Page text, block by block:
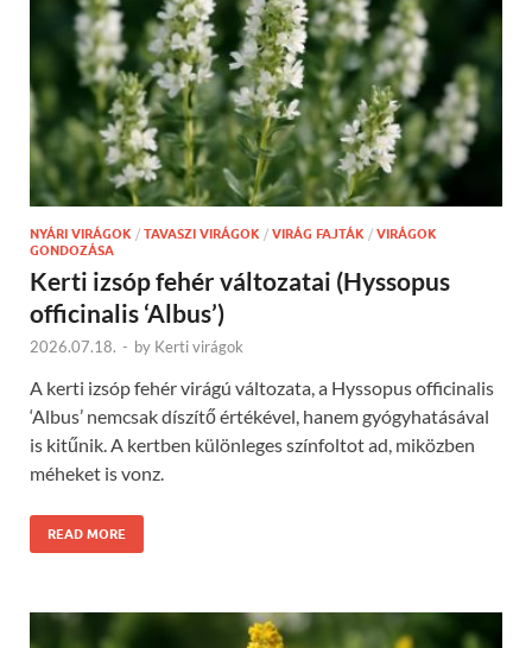
NYÁRI VIRÁGOK / TAVASZI VIRÁGOK / VIRÁG FAJTÁK / VIRÁGOK
GONDOZÁSA
Kerti izsóp fehér változatai (Hyssopus
officinalis ‘Albus’)
2026.07.18. - by Kerti virágok
A kerti izsóp fehér virágú változata, a Hyssopus officinalis
‘Albus’ nemcsak díszítő értékével, hanem gyógyhatásával
is kitűnik. A kertben különleges színfoltot ad, miközben
méheket is vonz.
READ MORE